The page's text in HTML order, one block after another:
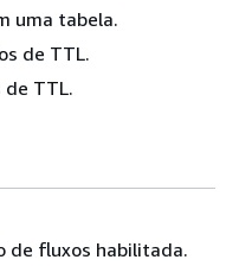
uma tabela.
de TTL.
de TTL.
de fluxos habilitada.